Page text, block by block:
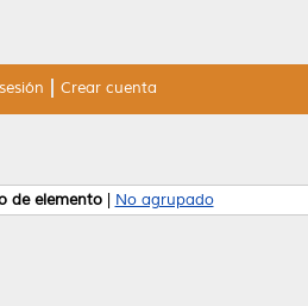
Crear cuenta
de elemento| No agrupado